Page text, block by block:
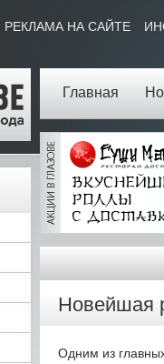
Главная
РЕКЛАМА НА САЙТЕ
Новейшая
Одним из